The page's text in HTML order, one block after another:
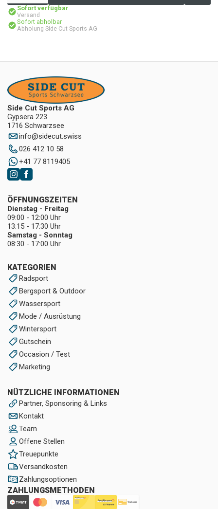
Sofort verfügbar
Versand
Sofort abholbar
Abholung Side Cut Sports AG
Side Cut Sports AG
Gypsera 223
1716 Schwarzsee
info@sidecut.swiss
026 412 10 58
+41 77 8119405
KATEGORIEN
Radsport
Bergsport & Outdoor
Wassersport
Mode / Ausrüstung
Wintersport
Gutschein
Occasion / Test
Marketing
NÜTZLICHE INFORMATIONEN
Partner, Sponsoring & Links
Kontakt
Team
Offene Stellen
Treuepunkte
Versandkosten
Zahlungsoptionen
ZAHLUNGSMETHODEN
ÖFFNUNGSZEITEN
Dienstag - Freitag
09:00 - 12:00 Uhr
13:15 - 17:30 Uhr
Samstag - Sonntag
08:30 - 17:00 Uhr